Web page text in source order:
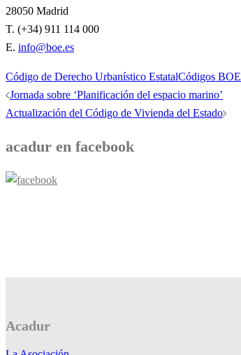
28050 Madrid
T. (+34) 911 114 000
E. info@boe.es
Código de Derecho Urbanístico EstatalCódigos BOE
Navegación
de
Jornada sobre ‘Planificación del espacio marino’
Actualización del Código de Vivienda del Estado
acadur en facebook
Acadur